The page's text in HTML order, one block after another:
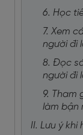
6. Học
7. Xem
người đi
8. Đọc
người đi
9. Tham
làm bận
II. Lưu ý khi